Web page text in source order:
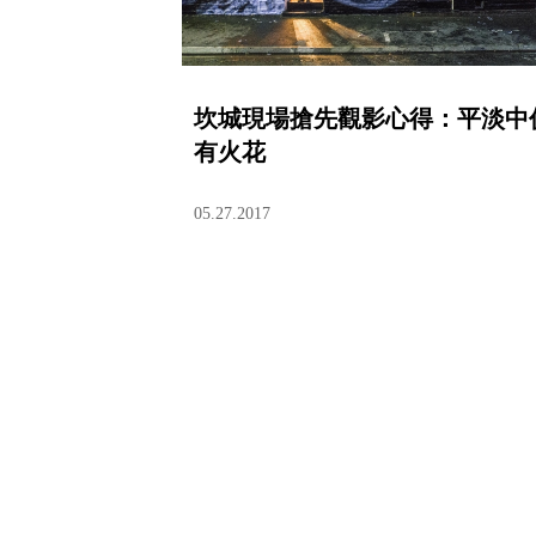
坎城現場搶先觀影心得：平淡中
有火花
05.27.2017